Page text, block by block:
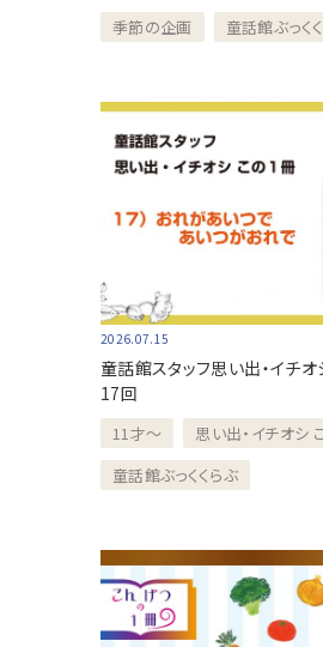
季節の企画 童話館ぶっく
2026.07.15
童話館スタッフ思い出・イチ
17回
11才～
思い出・イチオシ
童話館ぶっくくらぶ